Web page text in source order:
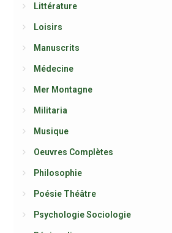
Littérature
Loisirs
Manuscrits
Médecine
Mer Montagne
Militaria
Musique
Oeuvres Complètes
Philosophie
Poésie Théâtre
Psychologie Sociologie